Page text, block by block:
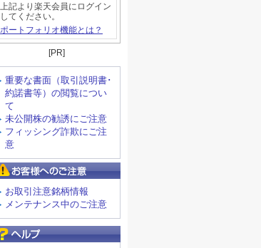
上記より楽天会員にログイン
してください。
ポートフォリオ機能とは？
[PR]
重要な書面（取引説明書･
約諾書等）の閲覧につい
て
未公開株の勧誘にご注意
フィッシング詐欺にご注
意
お取引注意銘柄情報
メンテナンス中のご注意